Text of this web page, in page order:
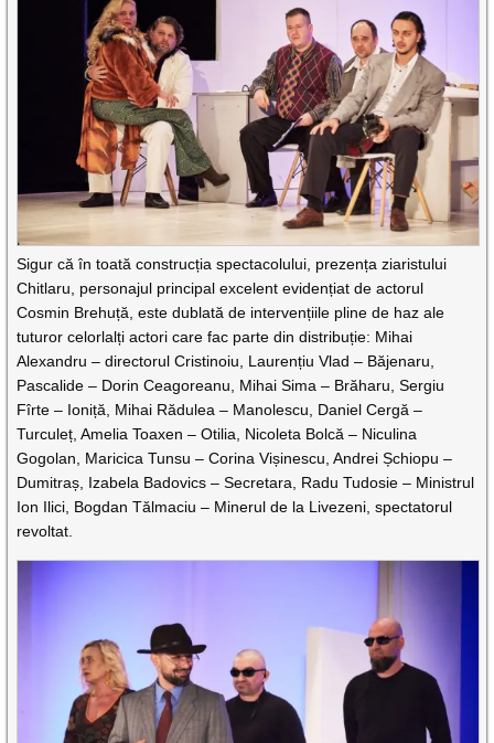
Sigur că în toată construcția spectacolului, prezența ziaristului
Chitlaru, personajul principal excelent evidențiat de actorul
Cosmin Brehuță, este dublată de intervențiile pline de haz ale
tuturor celorlalți actori care fac parte din distribuție: Mihai
Alexandru – directorul Cristinoiu, Laurențiu Vlad – Băjenaru,
Pascalide – Dorin Ceagoreanu, Mihai Sima – Brăharu, Sergiu
Fîrte – Ioniță, Mihai Rădulea – Manolescu, Daniel Cergă –
Turculeț, Amelia Toaxen – Otilia, Nicoleta Bolcă – Niculina
Gogolan, Maricica Tunsu – Corina Vișinescu, Andrei Șchiopu –
Dumitraș, Izabela Badovics – Secretara, Radu Tudosie – Ministrul
Ion Ilici, Bogdan Tălmaciu – Minerul de la Livezeni, spectatorul
revoltat.